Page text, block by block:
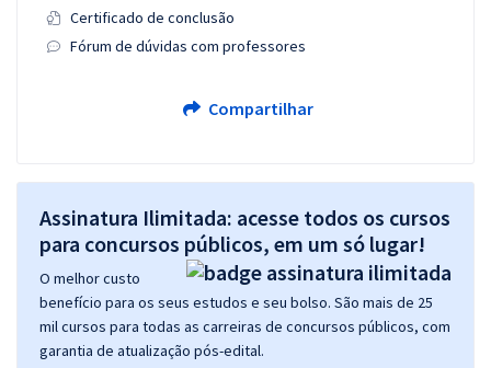
Certificado de conclusão
Fórum de dúvidas com professores
Compartilhar
Assinatura Ilimitada: acesse todos os cursos
para concursos públicos, em um só lugar!
O melhor custo
benefício para os seus estudos e seu bolso. São mais de 25
mil cursos para todas as carreiras de concursos públicos, com
garantia de atualização pós-edital.